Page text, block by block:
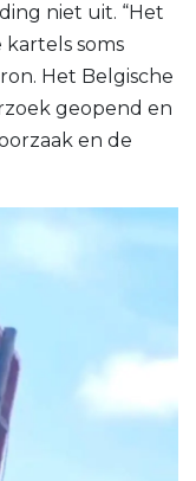
niet uit. “Het
soms
Het Belgische
geopend en
en de